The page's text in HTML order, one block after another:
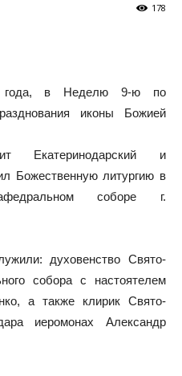
178
года, в Неделю 9-ю по
иконы Божией
Екатеринодарский и
Божественную литургию в
соборе г.
духовенство Свято-
собора с настоятелем
а также клирик Свято-
иеромонах Александр